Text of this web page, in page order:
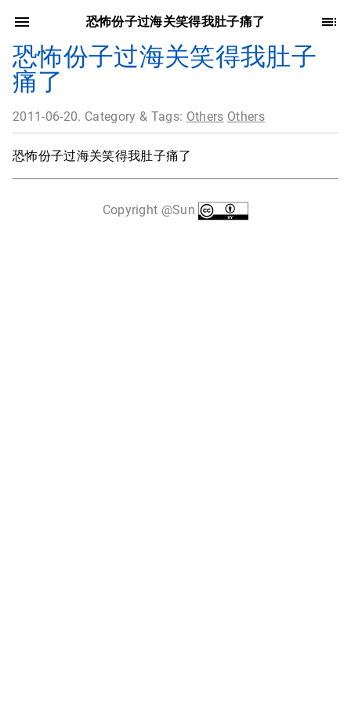
恐怖份子过海关笑得我肚子痛了
恐怖份子过海关笑得我肚子
痛了
2011-06-20. Category & Tags: Others Others
恐怖份子过海关笑得我肚子痛了
Copyright @Sun